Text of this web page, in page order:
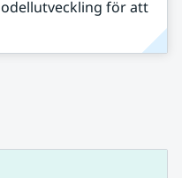
för att